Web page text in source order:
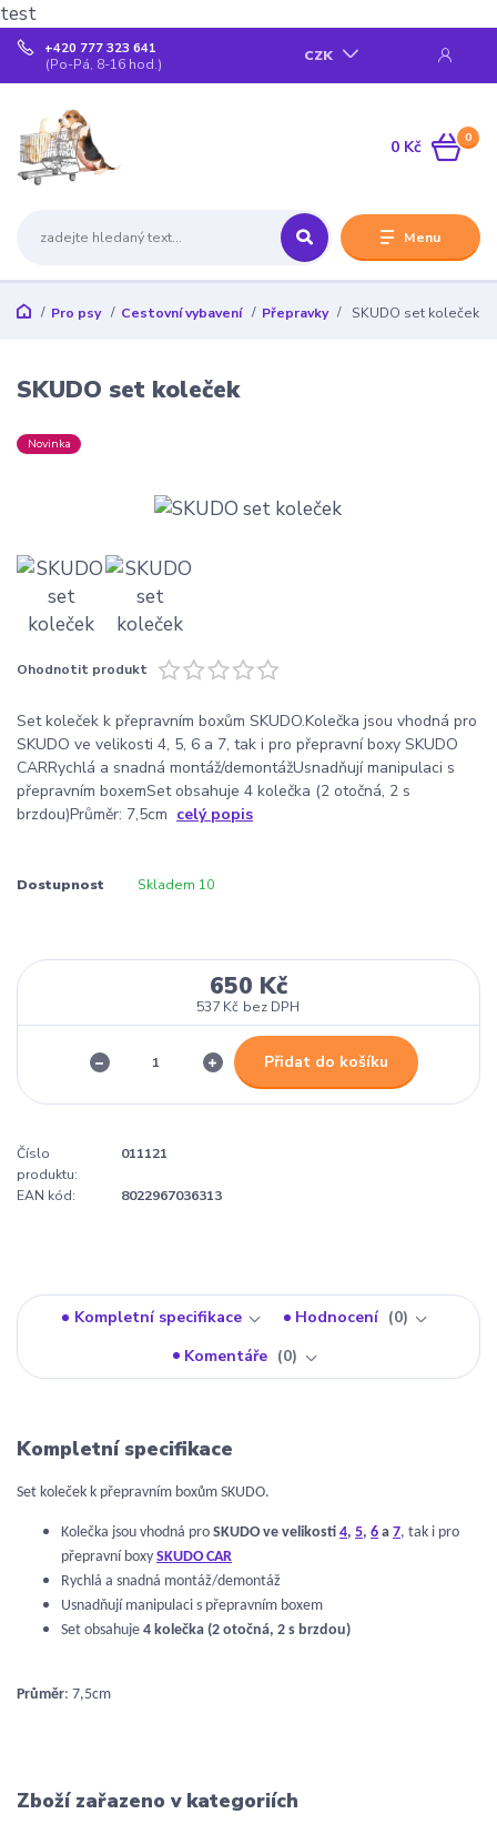
test
Menu
CZK
+420 777 323 641
(Po-Pá, 8-16 hod.)
0
0 Kč
Pro psy Cestovní vybavení Přepravky SKUDO set koleček
SKUDO set koleček
Novinka
Ohodnotit produkt
Set koleček k přepravním boxům SKUDO.Kolečka jsou vhodná pro
SKUDO ve velikosti 4, 5, 6 a 7, tak i pro přepravní boxy SKUDO
CARRychlá a snadná montáž/demontážUsnadňují manipulaci s
přepravním boxemSet obsahuje 4 kolečka (2 otočná, 2 s
brzdou)Průměr: 7,5cm celý popis
Dostupnost Skladem 10
650 Kč
537 Kč bez DPH
Přidat do košíku
Číslo
produktu:
011121
EAN kód: 8022967036313
Kompletní specifikace Hodnocení
0
Komentáře
0
Kompletní specifikace
Set koleček k přepravním boxům SKUDO.
Kolečka jsou vhodná pro SKUDO ve velikosti 4, 5, 6 a 7, tak i pro
přepravní boxy SKUDO CAR
Rychlá a snadná montáž/demontáž
Usnadňují manipulaci s přepravním boxem
Set obsahuje 4 kolečka (2 otočná, 2 s brzdou)
Průměr: 7,5cm
Zboží zařazeno v kategoriích